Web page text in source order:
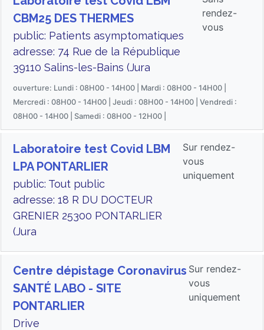
CBM25 DES THERMES
public: Patients asymptomatiques
adresse: 74 Rue de la République
39110 Salins-les-Bains (Jura
rendez-
vous
ouverture: Lundi : 08H00 - 14H00 | Mardi : 08H00 - 14H00 |
Mercredi : 08H00 - 14H00 | Jeudi : 08H00 - 14H00 | Vendredi :
08H00 - 14H00 | Samedi : 08H00 - 12H00 |
Laboratoire test Covid LBM
LPA PONTARLIER
public: Tout public
adresse: 18 R DU DOCTEUR
GRENIER 25300 PONTARLIER
(Jura
Sur rendez-
vous
uniquement
Centre dépistage Coronavirus
SANTÉ LABO - SITE
PONTARLIER
Drive
Sur rendez-
vous
uniquement